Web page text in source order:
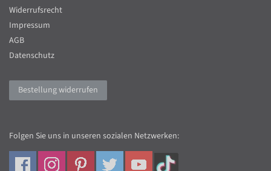
Widerrufsrecht
Impressum
AGB
Datenschutz
Bestellung widerrufen
Folgen Sie uns in unseren sozialen Netzwerken: